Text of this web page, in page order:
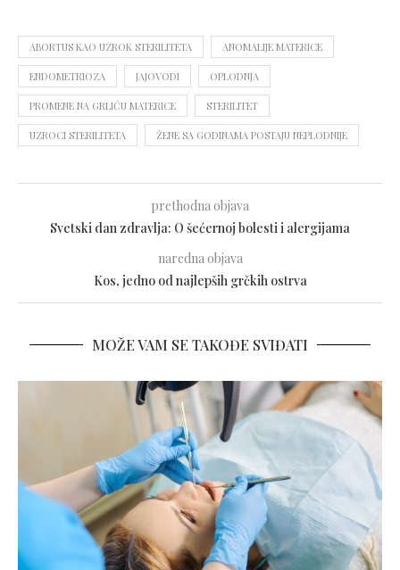
ABORTUS KAO UZROK STERILITETA ANOMALIJE MATERICE
ENDOMETRIOZA JAJOVODI OPLODNJA
PROMENE NA GRLIĆU MATERICE STERILITET
UZROCI STERILITETA ŽENE SA GODINAMA POSTAJU NEPLODNIJE
prethodna objava
Svetski dan zdravlja: O šećernoj bolesti i alergijama
naredna objava
Kos, jedno od najlepših grčkih ostrva
MOŽE VAM SE TAKOĐE SVIĐATI